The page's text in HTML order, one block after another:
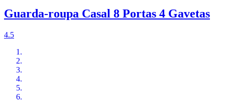
Guarda-roupa Casal 8 Portas 4 Gavetas
4.5